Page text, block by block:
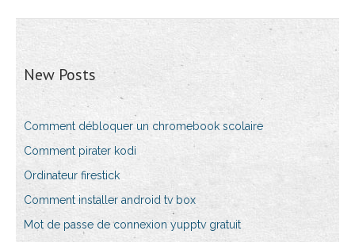
New Posts
Comment débloquer un chromebook scolaire
Comment pirater kodi
Ordinateur firestick
Comment installer android tv box
Mot de passe de connexion yupptv gratuit